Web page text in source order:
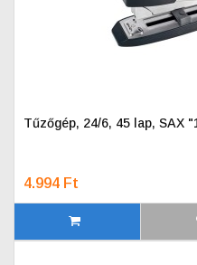
Tűzőgép, 24/6, 45 lap, SAX
4.994 Ft